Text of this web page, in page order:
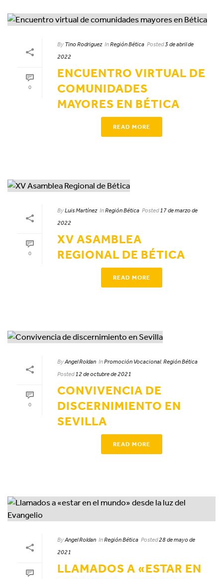
0
By Tino Rodriguez InRegión Bética Posted3 de abril de
2022
ENCUENTRO VIRTUAL DE
COMUNIDADES
MAYORES EN BÉTICA
READ MORE
0
ByLuis Martínez InRegión Bética Posted 17 de marzo de
2022
XV ASAMBLEA
REGIONAL DE BÉTICA
READ MORE
0
ByAngel Roldan InPromoción Vocacional, Región Bética
Posted 12 de octubre de 2021
CONVIVENCIA DE
DISCERNIMIENTO EN
SEVILLA
READ MORE
ByAngel Roldan InRegión Bética Posted28 de mayo de
2021
LLAMADOS A «ESTAR EN